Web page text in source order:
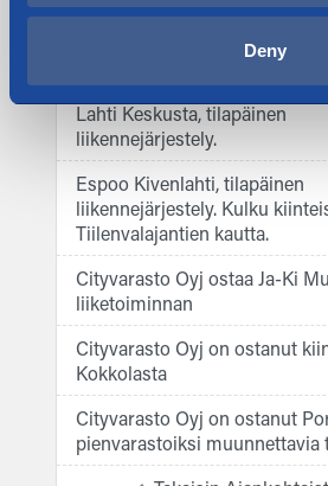
Deny
Tuoreimmat ajankohtaiset
Lahti Keskusta, tilapäinen
liikennejärjestely.
Espoo Kivenlahti, tilapäinen
liikennejärjestely. Kulku
Tiilenvalajantien kautta.
Cityvarasto Oyj ostaa Ja-Ki
liiketoiminnan
Cityvarasto Oyj on ostanut
Kokkolasta
Cityvarasto Oyj on ostanut
pienvarastoiksi muunnettavia